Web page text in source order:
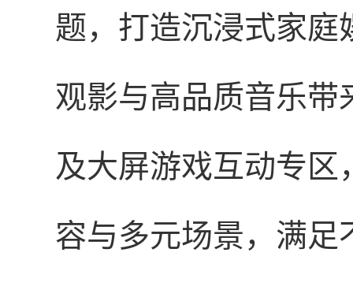
题，打造沉浸式家
观影与高品质音乐
及大屏游戏互动专
容与多元场景，满足